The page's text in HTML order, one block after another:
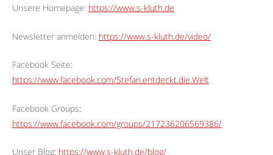
Unsere Homepage: https://www.s-kluth.de
Newsletter anmelden: https://www.s-kluth.de/video/
Facebook Seite:
https://www.facebook.com/Stefan.entdeckt.die.Welt
Facebook Groups:
https://www.facebook.com/groups/217236206569386/
Unser Blog: https://www.s-kluth.de/blog/